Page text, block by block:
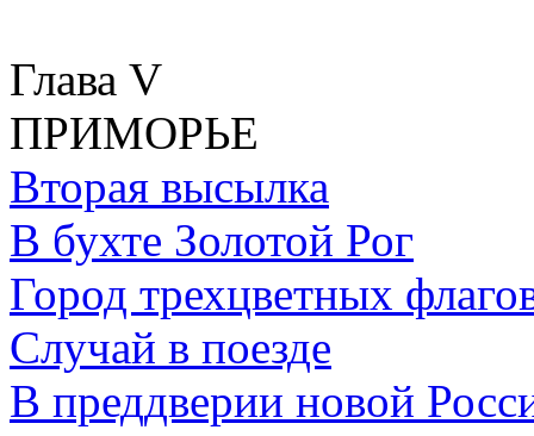
Глава V
ПРИМОРЬЕ
Вторая высылка
В бухте Золотой Рог
Город трехцветных
Случай в поезде
В преддверии новой